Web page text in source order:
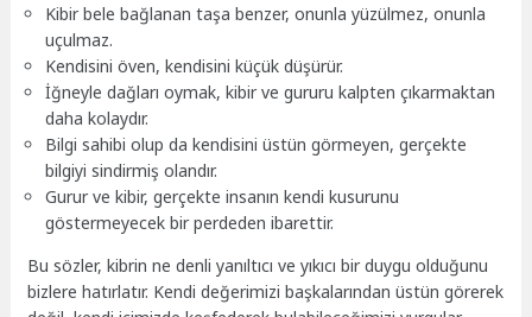
Kibir bele bağlanan taşa benzer, onunla yüzülmez, onunla
uçulmaz.
Kendisini öven, kendisini küçük düşürür.
İğneyle dağları oymak, kibir ve gururu kalpten çıkarmaktan
daha kolaydır.
Bilgi sahibi olup da kendisini üstün görmeyen, gerçekte
bilgiyi sindirmiş olandır.
Gurur ve kibir, gerçekte insanın kendi kusurunu
göstermeyecek bir perdeden ibarettir.
Bu sözler, kibrin ne denli yanıltıcı ve yıkıcı bir duygu olduğunu
bizlere hatırlatır. Kendi değerimizi başkalarından üstün görerek